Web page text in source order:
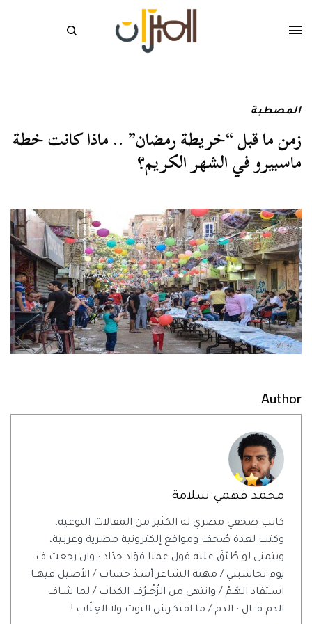
المصطبة
زمن ما قبل “خريطة رمضان” .. ماذا كانت خطة
ماسبيرو في الشهر الكريم؟
Author
محمد فهمي سلامة
كاتب صحفي مصري له الكثير من المقالات النوعية،
وكتب لعدة صُحف ومواقع إلكترونية مصرية وعربية،
ويتمنى لو طُبّقَ عليه قول عمنا فؤاد حدّاد : وان رجعت ف
يوم تحاسبني / مهنة الشـاعر أشـدْ حساب / الأصيل فيهــا
اسـتفاد الهَـمْ / وانتهى من الزُخْــرُف الكداب / لما شـاف
الدم قـــال : الدم / ما افتكـرش التوت ولا العِنّاب !